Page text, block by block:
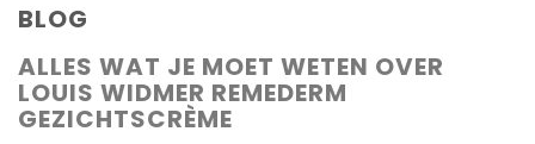
BLOG
ALLES WAT JE MOET WETEN OVER
LOUIS WIDMER REMEDERM
GEZICHTSCRÈME